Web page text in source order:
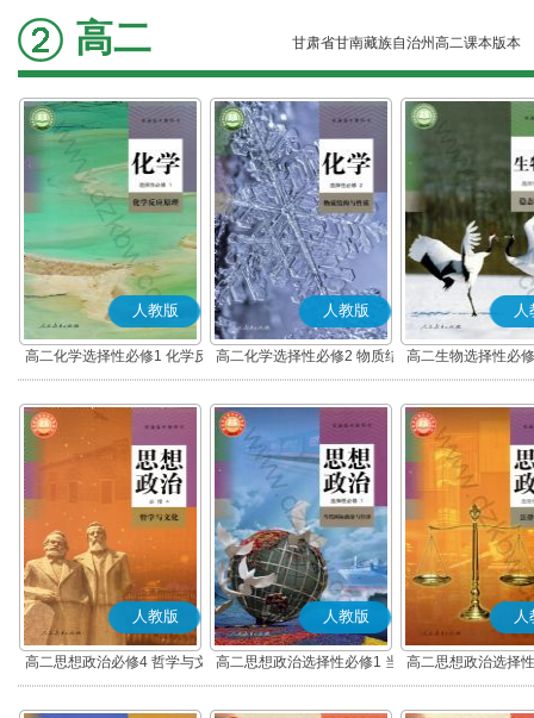
高二 甘肃省甘南藏族自治州高二课本版本
人教版
高二化学选择性必修1 化学反
应原理
人教版
高二化学选择性必修2 物质结
构与性质
人
高二生物选择性必
调节
人教版
高二思想政治必修4 哲学与文
化(部编版)
人教版
高二思想政治选择性必修1 当
代国际政治与经济(部编版)
人
高二思想政治选择
律与生活(部